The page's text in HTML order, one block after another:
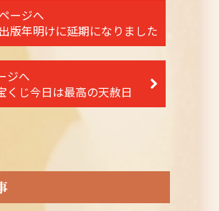
稿
ナ
ビ
ゲ
ー
ョ
ン
ージへ
版年明けに延期になりました
ジへ
くじ今日は最高の天赦日